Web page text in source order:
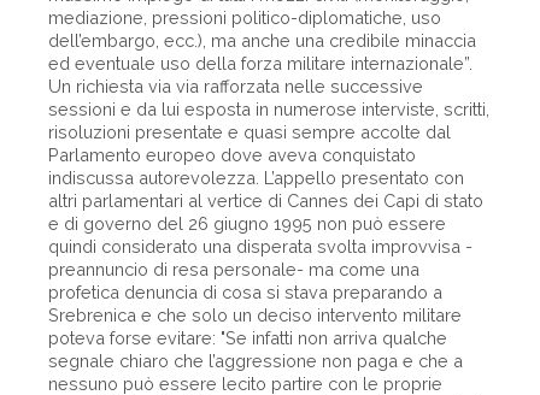
mediazione, pressioni politico-diplomatiche, uso
dell’embargo, ecc.), ma anche una credibile minaccia
ed eventuale uso della forza militare internazionale”.
Un richiesta via via rafforzata nelle successive
sessioni e da lui esposta in numerose interviste, scritti,
risoluzioni presentate e quasi sempre accolte dal
Parlamento europeo dove aveva conquistato
indiscussa autorevolezza. L’appello presentato con
altri parlamentari al vertice di Cannes dei Capi di stato
e di governo del 26 giugno 1995 non può essere
quindi considerato una disperata svolta improvvisa -
preannuncio di resa personale- ma come una
profetica denuncia di cosa si stava preparando a
Srebrenica e che solo un deciso intervento militare
poteva forse evitare: "Se infatti non arriva qualche
segnale chiaro che l’aggressione non paga e che a
nessuno può essere lecito partire con le proprie